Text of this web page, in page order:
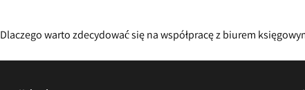
Dlaczego warto zdecydować się na współpracę z biurem